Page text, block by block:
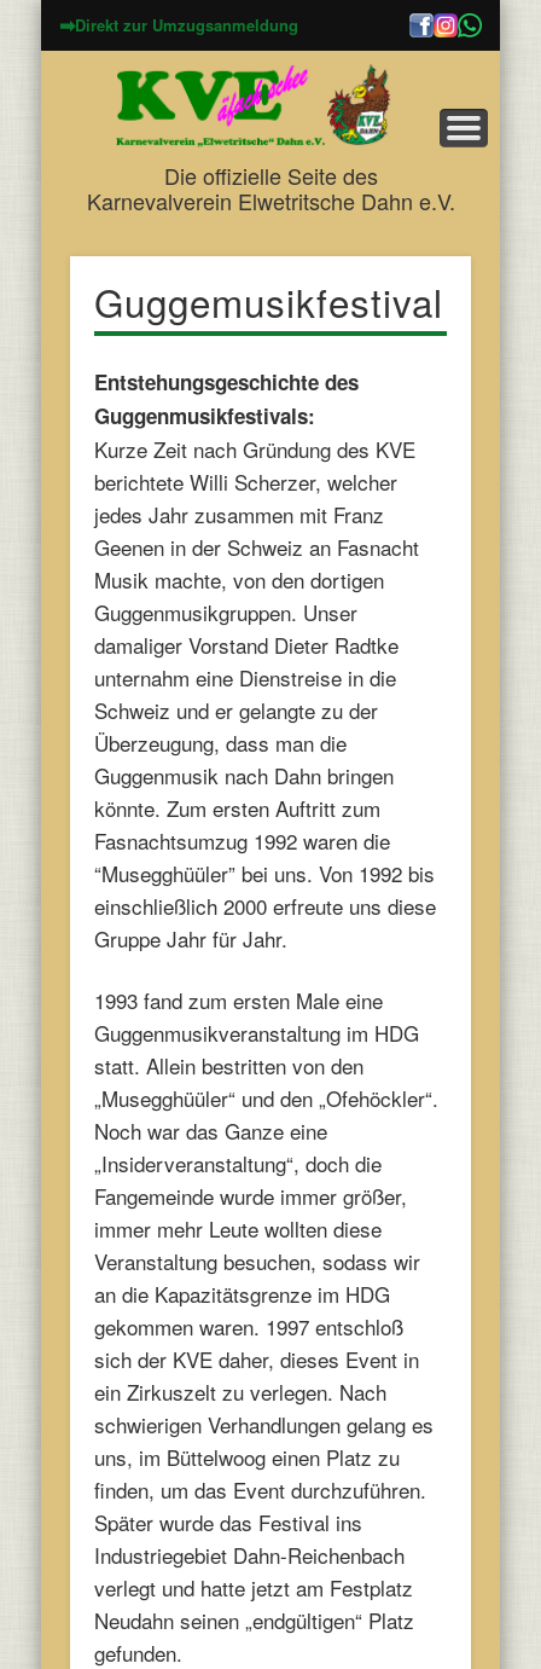
➡Direkt zur Umzugsanmeldung
Die offizielle Seite des
Karnevalverein Elwetritsche Dahn e.V.
Guggemusikfestival
Entstehungsgeschichte des
Guggenmusikfestivals:
Kurze Zeit nach Gründung des KVE
berichtete Willi Scherzer, welcher
jedes Jahr zusammen mit Franz
Geenen in der Schweiz an Fasnacht
Musik machte, von den dortigen
Guggenmusikgruppen. Unser
damaliger Vorstand Dieter Radtke
unternahm eine Dienstreise in die
Schweiz und er gelangte zu der
Überzeugung, dass man die
Guggenmusik nach Dahn bringen
könnte. Zum ersten Auftritt zum
Fasnachtsumzug 1992 waren die
“Musegghüüler” bei uns. Von 1992 bis
einschließlich 2000 erfreute uns diese
Gruppe Jahr für Jahr.
1993 fand zum ersten Male eine
Guggenmusikveranstaltung im HDG
statt. Allein bestritten von den
„Musegghüüler“ und den „Ofehöckler“.
Noch war das Ganze eine
„Insiderveranstaltung“, doch die
Fangemeinde wurde immer größer,
immer mehr Leute wollten diese
Veranstaltung besuchen, sodass wir
an die Kapazitätsgrenze im HDG
gekommen waren. 1997 entschloß
sich der KVE daher, dieses Event in
ein Zirkuszelt zu verlegen. Nach
schwierigen Verhandlungen gelang es
uns, im Büttelwoog einen Platz zu
finden, um das Event durchzuführen.
Später wurde das Festival ins
Industriegebiet Dahn-Reichenbach
verlegt und hatte jetzt am Festplatz
Neudahn seinen „endgültigen“ Platz
gefunden.